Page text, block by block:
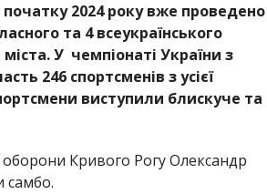
2024 року вже проведено
та 4 всеукраїнського
У чемпіонаті України з
246 спортсменів з усієї
виступили блискуче та
оборони Кривого Рогу Олександр
самбо.